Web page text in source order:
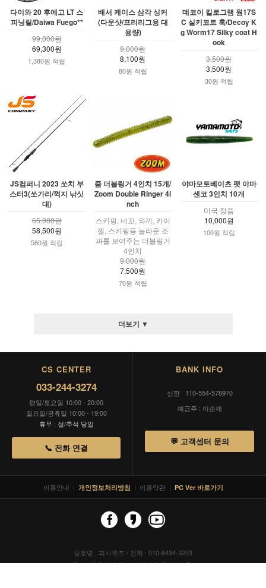
다이와 20 후에고 LT 스
피닝릴/Daiwa Fuego**
99,000원
69,300원
1,380원 적립
배서 케이스 삼각 싱커
(다운샷/프리리그용 대
용량)
9,000원
8,100원
80원 적립
데코이 킬로그램 웜17S
C 실키코트 훅/Decoy K
g Worm17 Silky coat H
ook
3,500원
3,500원
30원 적립
JS컴퍼니 2023 쏘치 부
스터3(쏘가리/꺽지 낚싯
대)
65,000원
58,500원
580원 적립
줌 더블링거 4인치 15개/
Zoom Double Ringer 4i
nch
스키핑, 네꼬, 와끼, 카이
젤, 스키핑등 놀라운 조
과를 보여주는 더블링거
4인치
9,000원
7,500원
70원 적립
야마모토베이츠 팻 야마
센코 3인치 10개
미국 정품
10,000원
100원 적립
더보기 ▼
CS CENTER
033-244-3274
평일/토요일 10:00 - 20:00
일요일/공휴일 10:00 - 19:00
휴무 : 설/추석 당일
📞 전화 연결
BANK INFO
신한 110-554-578970
예금주 : 이순재
💬 고객센터 문의
이용안내 | 개인정보처리방침 | 이용약관 | PC Ver 바로가기
상호명 : 피시위즈 / 전화 : 010-6434-3203
주소 : 강원도 춘천시 신샘밭로154(사농동)